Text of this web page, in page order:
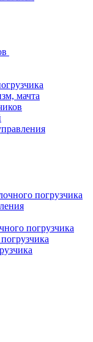
мачта
погрузчика
погрузчика